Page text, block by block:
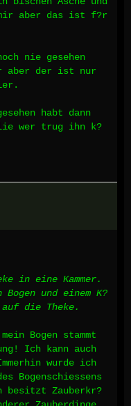
aber das ist f?r
nie gesehen
aber der ist nur
habt dann
wer trug ihn k?
in eine Kammer.
und einem K?
die Theke.
Bogen stammt
Ich kann auch
wurde ich
Bogenschiessens
besitzt Zauberkr?